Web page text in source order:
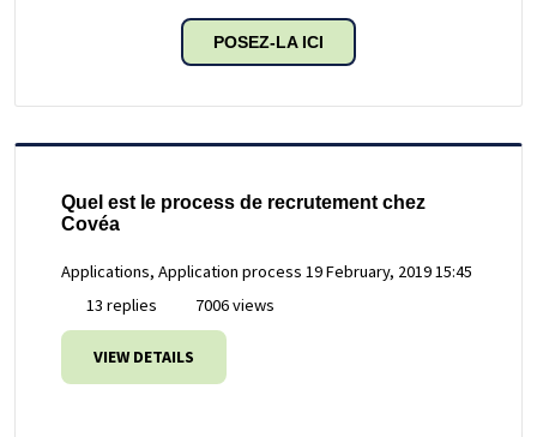
POSEZ-LA ICI
Quel est le process de recrutement chez
Covéa
Applications, Application process 19 February, 2019 15:45
13 replies
7006 views
VIEW DETAILS